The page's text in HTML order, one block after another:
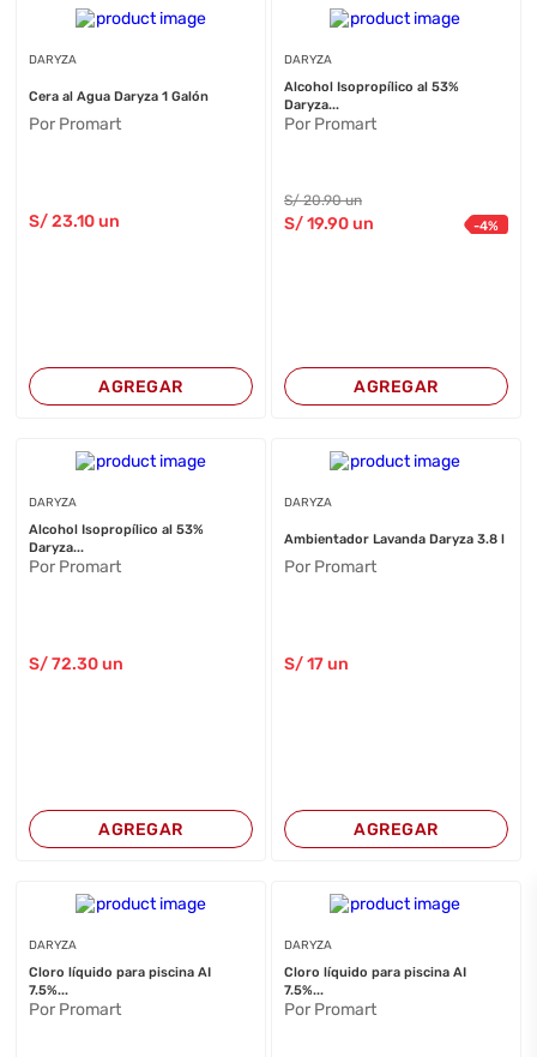
DARYZA
Cera al Agua Daryza 1 Galón
Por Promart
S/23.10 un
AGREGAR
DARYZA
Alcohol Isopropílico al 53%
Daryza...
Por Promart
S/20.90 un
S/19.90un -4%
AGREGAR
DARYZA
Alcohol Isopropílico al 53%
Daryza...
Por Promart
S/72.30 un
AGREGAR
DARYZA
Ambientador Lavanda Daryza 3.8 l
Por Promart
S/17un
AGREGAR
DARYZA
Cloro líquido para piscina AI
7.5%...
Por Promart
DARYZA
Cloro líquido para piscina AI
7.5%...
Por Promart